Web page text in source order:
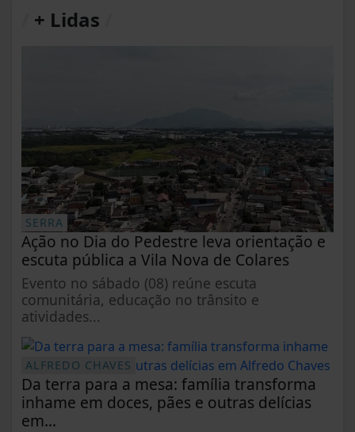
+ Lidas
SERRA
Ação no Dia do Pedestre leva orientação e
escuta pública a Vila Nova de Colares
Evento no sábado (08) reúne escuta
comunitária, educação no trânsito e
atividades...
ALFREDO CHAVES
Da terra para a mesa: família transforma
inhame em doces, pães e outras delícias
em...